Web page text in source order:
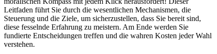
Leitfaden führt Sie durch die wesentlichen Mechanismen, die
Steuerung und die Ziele, um sicherzustellen, dass Sie bereit sind,
diese fesselnde Erfahrung zu meistern. Am Ende werden Sie
fundierte Entscheidungen treffen und die wahren Kosten jeder Wahl
verstehen.